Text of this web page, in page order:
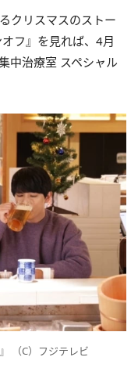
クリスマスのストー
フ』を見れば、4月
中治療室 スペシャル
（C）フジテレビ